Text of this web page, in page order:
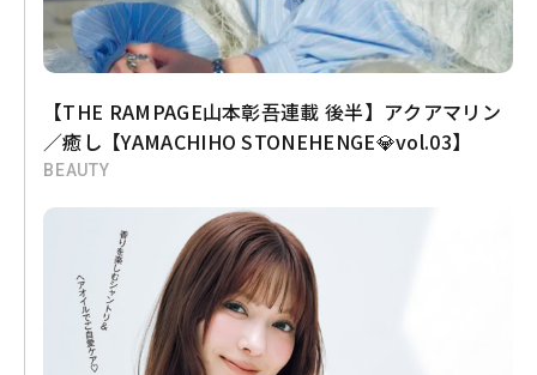
【THE RAMPAGE山本彰吾連載 後半】アクアマリン
／癒し【YAMACHIHO STONEHENGE💎vol.03】
BEAUTY